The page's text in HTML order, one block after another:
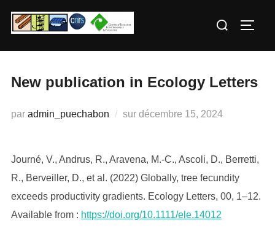
Rechercher :
New publication in Ecology Letters
par admin_puechabon sur Publié
décembre 15, 2024
Journé, V., Andrus, R., Aravena, M.-C., Ascoli, D., Berretti,
R., Berveiller, D., et al. (2022) Globally, tree fecundity
exceeds productivity gradients. Ecology Letters, 00, 1–12.
Available from : https://doi.org/10.1111/ele.14012